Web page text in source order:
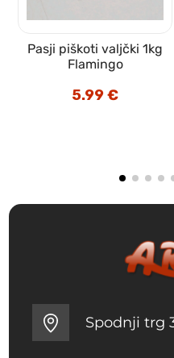
Pasji piškoti valjčki 1kg
Flamingo
5.99€
Spodnji trg